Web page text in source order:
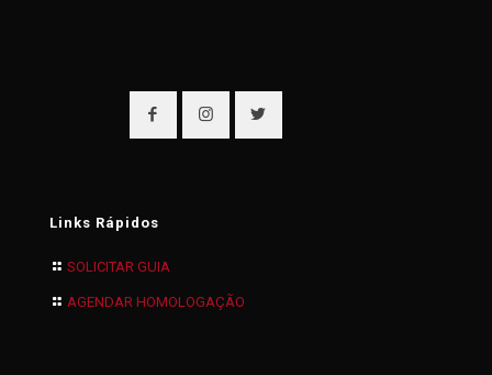
Links Rápidos
SOLICITAR GUIA
AGENDAR HOMOLOGAÇÃO